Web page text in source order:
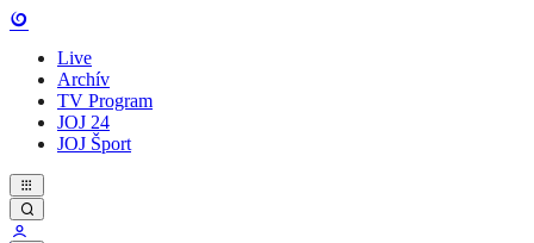
Live
Archív
TV Program
JOJ 24
JOJ Šport